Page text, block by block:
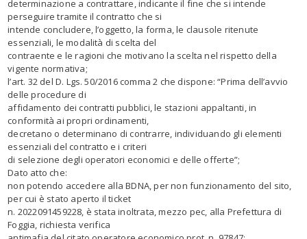
determinazione a contrattare, indicante il fine che si intende
perseguire tramite il contratto che si
intende concludere, l’oggetto, la forma, le clausole ritenute
essenziali, le modalità di scelta del
contraente e le ragioni che motivano la scelta nel rispetto della
vigente normativa;
l’art. 32 del D. Lgs. 50/2016 comma 2 che dispone: “Prima dell’avvio
delle procedure di
affidamento dei contratti pubblici, le stazioni appaltanti, in
conformità ai propri ordinamenti,
decretano o determinano di contrarre, individuando gli elementi
essenziali del contratto e i criteri
di selezione degli operatori economici e delle offerte”;
Dato atto che:
non potendo accedere alla BDNA, per non funzionamento del sito,
per cui è stato aperto il ticket
n. 2022091459228, è stata inoltrata, mezzo pec, alla Prefettura di
Foggia, richiesta verifica